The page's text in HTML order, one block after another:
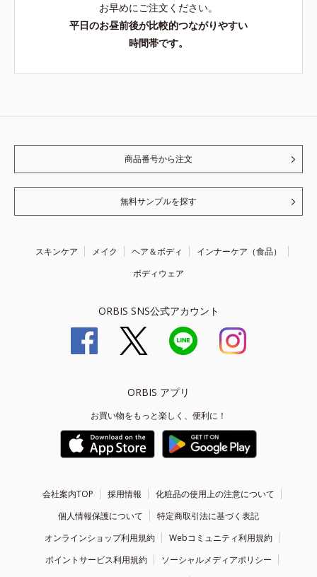
お早めにご注文ください。
平日のお昼前後が比較的つながりやすい
時間帯です。
商品番号から注文
無料サンプルを探す
スキンケア メイク ヘア＆ボディ
インナーケア（食品）
ボディウェア
ORBIS SNS公式アカウント
ORBIS アプリ
お買い物をもっと楽しく、便利に！
会社案内TOP 採用情報
化粧品の使用上の注意について
個人情報保護について
特定商取引法に基づく表記
オンラインショップ利用規約
Webコミュニティ利用規約
ポイントサービス利用規約
ソーシャルメディアポリシー